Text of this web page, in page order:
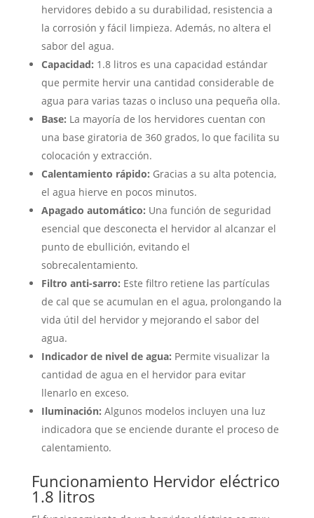
hervidores debido a su durabilidad, resistencia a
la corrosión y fácil limpieza. Además, no altera el
sabor del agua.
Capacidad: 1.8 litros es una capacidad estándar
que permite hervir una cantidad considerable de
agua para varias tazas o incluso una pequeña olla.
Base: La mayoría de los hervidores cuentan con
una base giratoria de 360 grados, lo que facilita su
colocación y extracción.
Calentamiento rápido: Gracias a su alta potencia,
el agua hierve en pocos minutos.
Apagado automático: Una función de seguridad
esencial que desconecta el hervidor al alcanzar el
punto de ebullición, evitando el
sobrecalentamiento.
Filtro anti-sarro: Este filtro retiene las partículas
de cal que se acumulan en el agua, prolongando la
vida útil del hervidor y mejorando el sabor del
agua.
Indicador de nivel de agua: Permite visualizar la
cantidad de agua en el hervidor para evitar
llenarlo en exceso.
Iluminación: Algunos modelos incluyen una luz
indicadora que se enciende durante el proceso de
calentamiento.
Funcionamiento Hervidor eléctrico
1.8 litros